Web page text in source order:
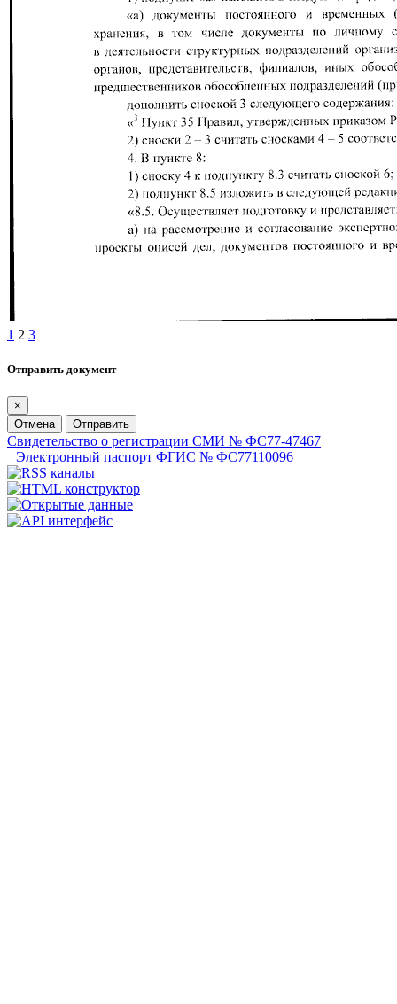
1 2 3
Отправить документ
×
Отмена
Отправить
Свидетельство о регистрации СМИ № ФС77-47467
Электронный паспорт ФГИС № ФС77110096